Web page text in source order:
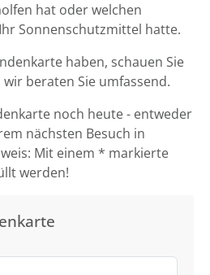
hat oder welchen
Sonnenschutzmittel hatte.
haben, schauen Sie
beraten Sie umfassend.
noch heute - entweder
nächsten Besuch in
Mit einem * markierte
werden!